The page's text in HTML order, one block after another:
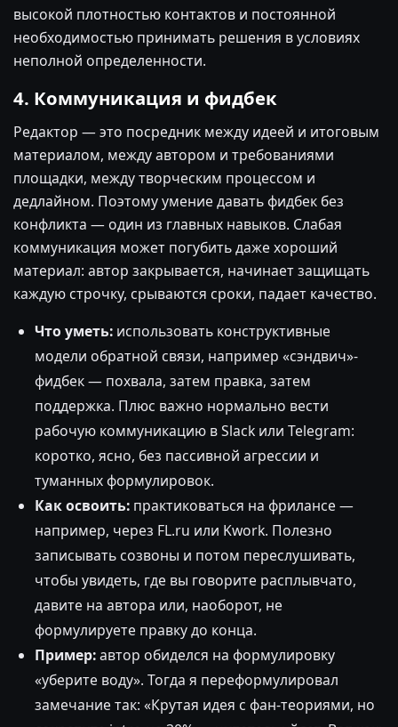
высокой плотностью контактов и постоянной
необходимостью принимать решения в условиях
неполной определенности.
4. Коммуникация и фидбек
Редактор — это посредник между идеей и итоговым
материалом, между автором и требованиями
площадки, между творческим процессом и
дедлайном. Поэтому умение давать фидбек без
конфликта — один из главных навыков. Слабая
коммуникация может погубить даже хороший
материал: автор закрывается, начинает защищать
каждую строчку, срываются сроки, падает качество.
Что уметь:использовать конструктивные
модели обратной связи, например «сэндвич»-
фидбек — похвала, затем правка, затем
поддержка. Плюс важно нормально вести
рабочую коммуникацию в Slack или Telegram:
коротко, ясно, без пассивной агрессии и
туманных формулировок.
Как освоить:практиковаться на фрилансе —
например, через FL.ru или Kwork. Полезно
записывать созвоны и потом переслушивать,
чтобы увидеть, где вы говорите расплывчато,
давите на автора или, наоборот, не
формулируете правку до конца.
Пример:автор обиделся на формулировку
«уберите воду». Тогда я переформулировал
замечание так: «Крутая идея с фан-теориями, но